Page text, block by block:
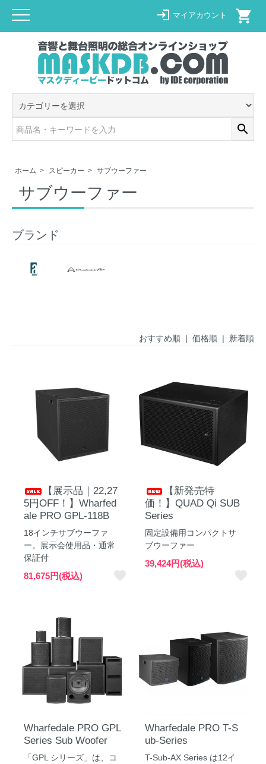
login マイアカウント shopping_cart
search
ホーム > スピーカー > サブウーファー
サブウーファー
ブランド
おすすめ順 | 価格順 | 新着順
【展示品｜22,27
5円OFF！】Wharfed
ale PRO GPL-118B
18インチサブウーファ
ー。展示会使用品・通常
保証付
81,675円(税込)
【新発売特
価！】QUAD Qi SUB
Series
固定設備用コンパクトサ
ブウーファー
39,424円(税込)
Wharfedale PRO GPL
Series Sub Woofer
「GPL シリーズ」は、コ
Wharfedale PRO T-S
ub-Series
T-Sub-AX Series は12イ